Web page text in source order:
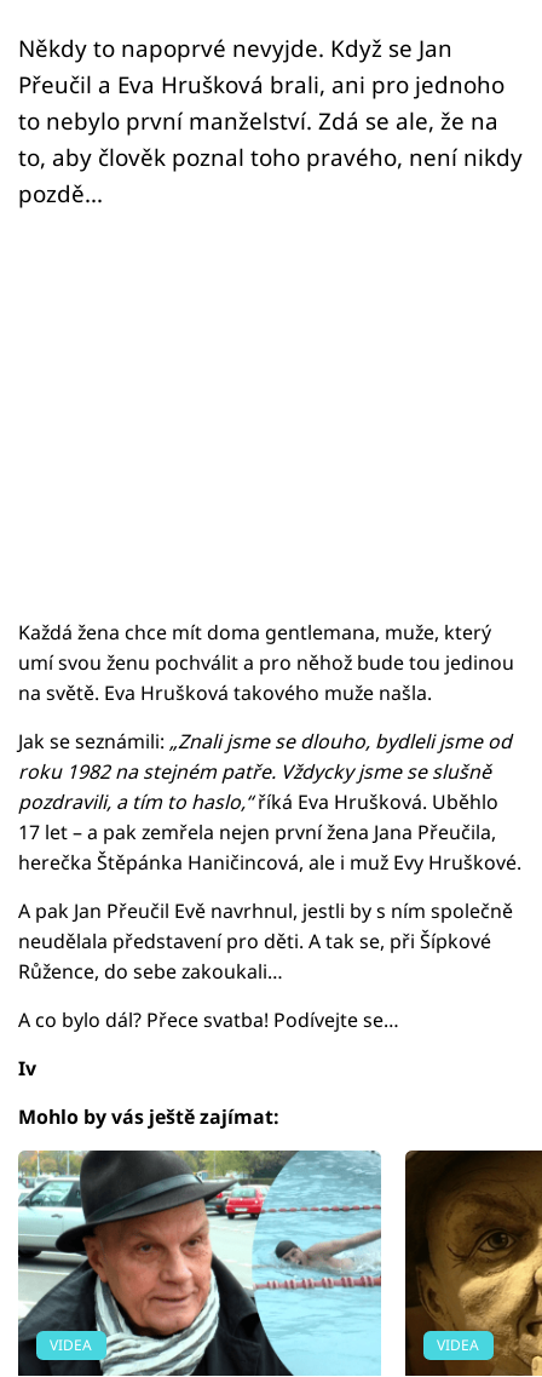
Sledujte nás
Někdy to napoprvé nevyjde. Když se Jan
Přeučil a Eva Hrušková brali, ani pro jednoho
to nebylo první manželství. Zdá se ale, že na
to, aby člověk poznal toho pravého, není nikdy
pozdě...
Každá žena chce mít doma gentlemana, muže, který
umí svou ženu pochválit a pro něhož bude tou jedinou
na světě. Eva Hrušková takového muže našla.
Jak se seznámili: „Znali jsme se dlouho, bydleli jsme od
roku 1982 na stejném patře. Vždycky jsme se slušně
pozdravili, a tím to haslo,“říká Eva Hrušková. Uběhlo
17 let – a pak zemřela nejen první žena Jana Přeučila,
herečka Štěpánka Haničincová, ale i muž Evy Hruškové.
A pak Jan Přeučil Evě navrhnul, jestli by s ním společně
neudělala představení pro děti. A tak se, při Šípkové
Růžence, do sebe zakoukali…
A co bylo dál? Přece svatba! Podívejte se…
Iv
Mohlo by vás ještě zajímat:
VIDEA VIDEA